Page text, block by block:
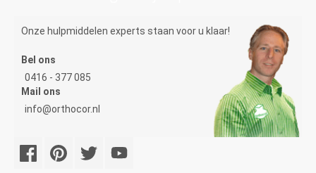
Onze hulpmiddelen experts staan voor u klaar!
Bel ons
0416 - 377 085
Mail ons
info@orthocor.nl